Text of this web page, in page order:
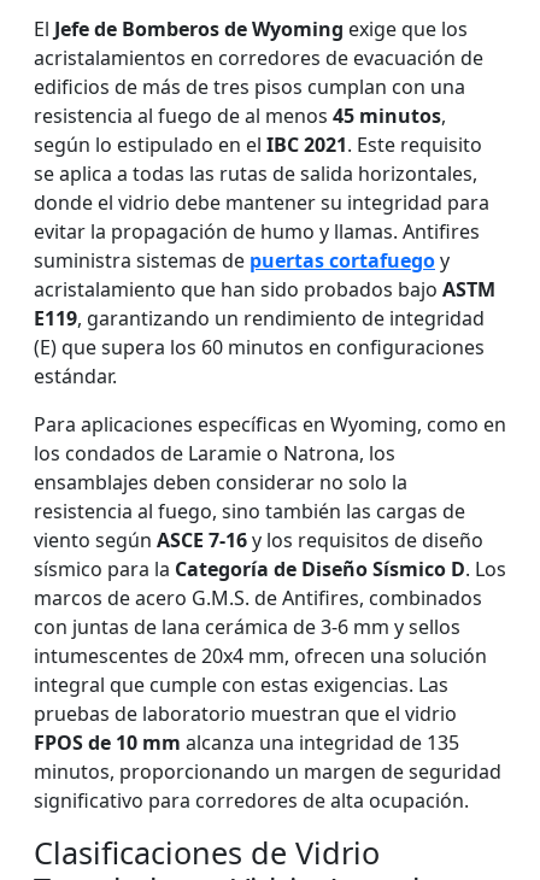
El Jefe de Bomberos de Wyoming exige que los
acristalamientos en corredores de evacuación de
edificios de más de tres pisos cumplan con una
resistencia al fuego de al menos 45 minutos,
según lo estipulado en el IBC 2021. Este requisito
se aplica a todas las rutas de salida horizontales,
donde el vidrio debe mantener su integridad para
evitar la propagación de humo y llamas. Antifires
suministra sistemas de puertas cortafuegoy
acristalamiento que han sido probados bajo ASTM
E119, garantizando un rendimiento de integridad
(E) que supera los 60 minutos en configuraciones
estándar.
Para aplicaciones específicas en Wyoming, como en
los condados de Laramie o Natrona, los
ensamblajes deben considerar no solo la
resistencia al fuego, sino también las cargas de
viento según ASCE 7-16y los requisitos de diseño
sísmico para la Categoría de Diseño Sísmico D. Los
marcos de acero G.M.S. de Antifires, combinados
con juntas de lana cerámica de 3-6 mm y sellos
intumescentes de 20x4 mm, ofrecen una solución
integral que cumple con estas exigencias. Las
pruebas de laboratorio muestran que el vidrio
FPOS de 10 mm alcanza una integridad de 135
minutos, proporcionando un margen de seguridad
significativo para corredores de alta ocupación.
Clasificaciones de Vidrio